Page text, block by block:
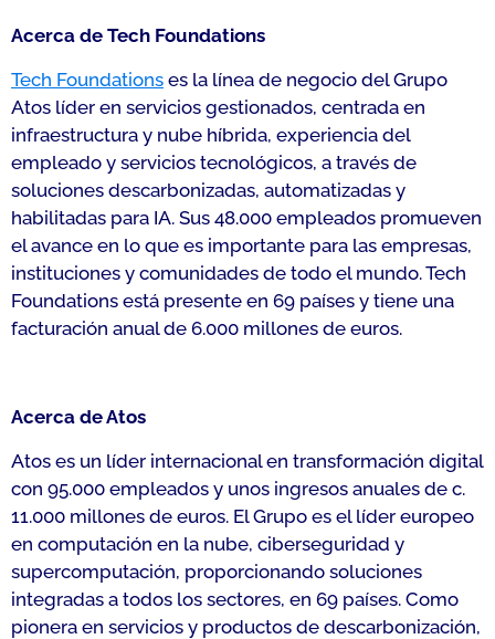
Acerca de Tech Foundations
Tech Foundations es la línea de negocio del Grupo
Atos líder en servicios gestionados, centrada en
infraestructura y nube híbrida, experiencia del
empleado y servicios tecnológicos, a través de
soluciones descarbonizadas, automatizadas y
habilitadas para IA. Sus 48.000 empleados promueven
el avance en lo que es importante para las empresas,
instituciones y comunidades de todo el mundo. Tech
Foundations está presente en 69 países y tiene una
facturación anual de 6.000 millones de euros.
Acerca de Atos
Atos es un líder internacional en transformación digital
con 95.000 empleados y unos ingresos anuales de c.
11.000 millones de euros. El Grupo es el líder europeo
en computación en la nube, ciberseguridad y
supercomputación, proporcionando soluciones
integradas a todos los sectores, en 69 países. Como
pionera en servicios y productos de descarbonización,